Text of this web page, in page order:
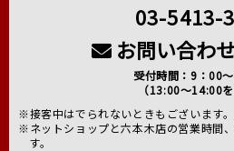
03-5413-
お問い合わ
受付時間：9：00
（13:00～14:00を
※接客中はでられないときもございます。
※ネットショップと六本木店の営業時間
す。